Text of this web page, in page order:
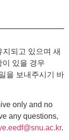
되고 있으며 새
이 있을 경우
을 보내주시기 바
only and no
any questions,
.